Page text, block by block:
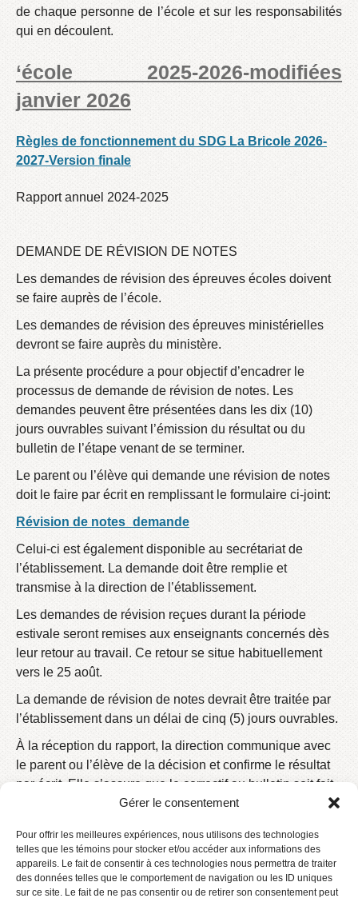
Gérer le consentement
Pour offrir les meilleures expériences, nous utilisons des technologies
telles que les témoins pour stocker et/ou accéder aux informations des
appareils. Le fait de consentir à ces technologies nous permettra de traiter
des données telles que le comportement de navigation ou les ID uniques
sur ce site. Le fait de ne pas consentir ou de retirer son consentement peut
de chaque personne de l’école et sur les responsabilités
qui en découlent.
‘école 2025-2026-modifiées
janvier 2026
Règles de fonctionnement du SDG La Bricole 2026-
2027-Version finale
Rapport annuel 2024-2025
DEMANDE DE RÉVISION DE NOTES
Les demandes de révision des épreuves écoles doivent
se faire auprès de l’école.
Les demandes de révision des épreuves ministérielles
devront se faire auprès du ministère.
La présente procédure a pour objectif d’encadrer le
processus de demande de révision de notes. Les
demandes peuvent être présentées dans les dix (10)
jours ouvrables suivant l’émission du résultat ou du
bulletin de l’étape venant de se terminer.
Le parent ou l’élève qui demande une révision de notes
doit le faire par écrit en remplissant le formulaire ci-joint:
Révision de notes_demande
Celui-ci est également disponible au secrétariat de
l’établissement. La demande doit être remplie et
transmise à la direction de l’établissement.
Les demandes de révision reçues durant la période
estivale seront remises aux enseignants concernés dès
leur retour au travail. Ce retour se situe habituellement
vers le 25 août.
La demande de révision de notes devrait être traitée par
l’établissement dans un délai de cinq (5) jours ouvrables.
À la réception du rapport, la direction communique avec
le parent ou l’élève de la décision et confirme le résultat
par écrit. Elle s’assure que le correctif au bulletin soit fait,
Dans l’éventualité où l’enseignant concerné n’était pas
disponible pour procéder à la demande de révision
(départ du centre de service scolaire, absence, etc.), la
direction confiera la demande à un autre enseignant.